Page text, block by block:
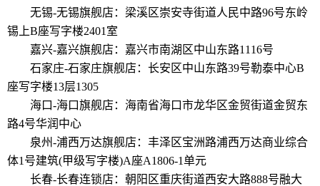
无锡-无锡旗舰店：梁溪区崇安寺街道人民中路96号东岭
锡上B座写字楼2401室
嘉兴-嘉兴旗舰店：嘉兴市南湖区中山东路1116号
石家庄-石家庄旗舰店：长安区中山东路39号勒泰中心B
座写字楼13层1305
海口-海口旗舰店：海南省海口市龙华区金贸街道金贸东
路4号华润中心
泉州-浦西万达旗舰店：丰泽区宝洲路浦西万达商业综合
体1号建筑(甲级写字楼)A座A1806-1单元
长春-长春连锁店：朝阳区重庆街道西安大路888号融大